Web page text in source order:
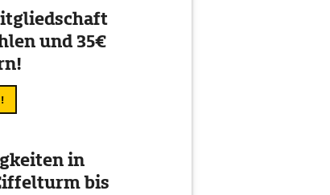
und 35€
in
bis